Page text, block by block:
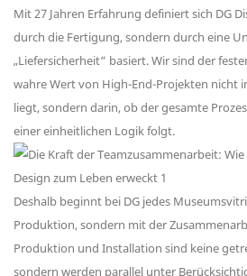
Mit 27 Jahren Erfahrung definiert sich DG
durch die Fertigung, sondern durch eine
„Liefersicherheit“ basiert. Wir sind der
wahre Wert von High-End-Projekten nicht
liegt, sondern darin, ob der gesamte
einer einheitlichen Logik folgt.
Deshalb beginnt bei DG jedes
Produktion, sondern mit der
Produktion und Installation sind keine
sondern werden parallel unter